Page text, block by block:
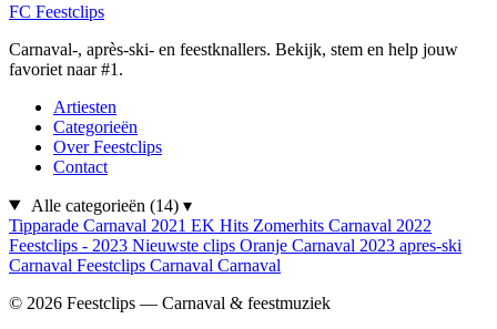
FC Feestclips
Carnaval-, après-ski- en feestknallers. Bekijk, stem en help jouw
favoriet naar #1.
Artiesten
Categorieën
Over Feestclips
Contact
Alle categorieën (14) ▾
Tipparade Carnaval 2021 EK Hits Zomerhits Carnaval 2022
Feestclips - 2023 Nieuwste clips Oranje Carnaval 2023 apres-ski
Carnaval Feestclips Carnaval Carnaval
© 2026 Feestclips — Carnaval & feestmuziek